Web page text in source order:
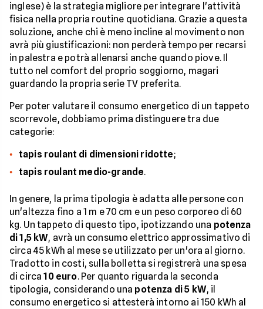
inglese) è la strategia migliore per integrare l'attività
fisica nella propria routine quotidiana. Grazie a questa
soluzione, anche chi è meno incline al movimento non
avrà più giustificazioni: non perderà tempo per recarsi
in palestra e potrà allenarsi anche quando piove. Il
tutto nel comfort del proprio soggiorno, magari
guardando la propria serie TV preferita.
Per poter valutare il consumo energetico di un tappeto
scorrevole, dobbiamo prima distinguere tra due
categorie:
tapis roulant di dimensioni ridotte;
tapis roulant medio-grande.
In genere, la prima tipologia è adatta alle persone con
un'altezza fino a 1 m e 70 cm e un peso corporeo di 60
kg. Un tappeto di questo tipo, ipotizzando una potenza
di 1,5 kW, avrà un consumo elettrico approssimativo di
circa 45 kWh al mese se utilizzato per un'ora al giorno.
Tradotto in costi, sulla bolletta si registrerà una spesa
di circa10 euro. Per quanto riguarda la seconda
tipologia, considerando una potenza di 5 kW, il
consumo energetico si attesterà intorno ai 150 kWh al